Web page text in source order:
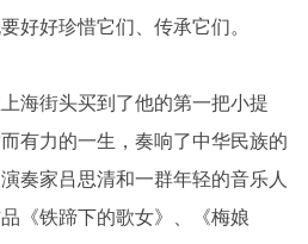
好好珍惜它们、传承它们。
街头买到了他的第一把小提
有力的一生，奏响了中华民族的
奏家吕思清和一群年轻的音乐人
《铁蹄下的歌女》、《梅娘